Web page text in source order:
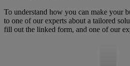
To understand how you can make your
to one of our experts about a tailored
fill out the linked form, and one of our